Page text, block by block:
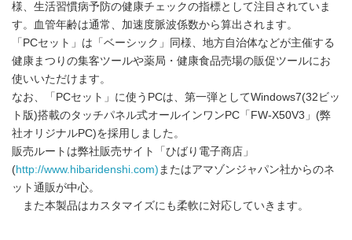
様、生活習慣病予防の健康チェックの指標として注目されていま
す。血管年齢は通常、加速度脈波係数から算出されます。
「PCセット」は「ベーシック」同様、地方自治体などが主催する
健康まつりの集客ツールや薬局・健康食品売場の販促ツールにお
使いいただけます。
なお、「PCセット」に使うPCは、第一弾としてWindows7(32ビッ
ト版)搭載のタッチパネル式オールインワンPC「FW-X50V3」(弊
社オリジナルPC)を採用しました。
販売ルートは弊社販売サイト「ひばり電子商店」
(http://www.hibaridenshi.com) またはアマゾンジャパン社からのネ
ット通販が中心。
また本製品はカスタマイズにも柔軟に対応していきます。